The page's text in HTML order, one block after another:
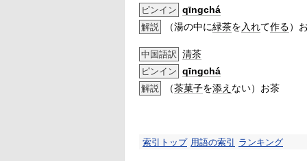
ピンイン qīngchá
解説 （湯の中に緑茶を 入れて作る）
中国語訳 清茶
ピンイン qīngchá
解説 （茶菓子を添え ない）お茶
索引トップ 用語の索引 ランキング